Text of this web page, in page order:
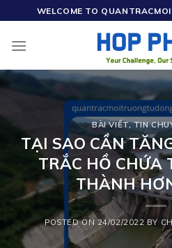
content
WELCOME TO
BÀI VIẾT,TIN
TẠI SAO CẦN
TRẮC HỒ CHỨA
THÀNH
POSTED ON 24/02/2022 BY